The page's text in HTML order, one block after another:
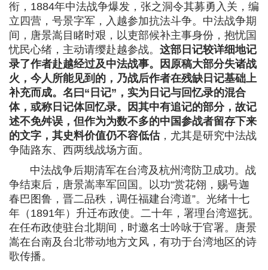
衔，1884年中法战争爆发，张之洞令其募勇入关，编
立四营，号景字军，入越参加抗法斗争。中法战争期
间，唐景嵩目睹时艰，以吏部候补主事身份，抱忧国
忧民心绪，主动请缨赴越参战。 这部日记较详细地记
录了作者赴越经过及中法战事。因原稿大部分失诸战
火，今人所能见到的，乃战后作者在残缺日记基础上
补充而成。名曰“日记”，实为日记与回忆录的混合
体，或称日记体回忆录。因其中有追记的部分，故记
述不免舛误，但作为为数不多的中国参战者留存下来
的文字，其史料价值仍不容低估，尤其是研究中法战
争陆路东、西两线战场方面。
中法战争后期清军在台湾及杭州湾防卫成功。战
争结束后，唐景嵩率军回国。以功“赏花翎，赐号迦
春巴图鲁，晋二品秩，调任福建台湾道”。光绪十七
年（1891年）升迁布政使。二十年，署理台湾巡抚。
在任布政使驻台北期间，时邀名士吟咏于官署。唐景
嵩在台南及台北带动地方文风，有功于台湾地区的诗
歌传播。